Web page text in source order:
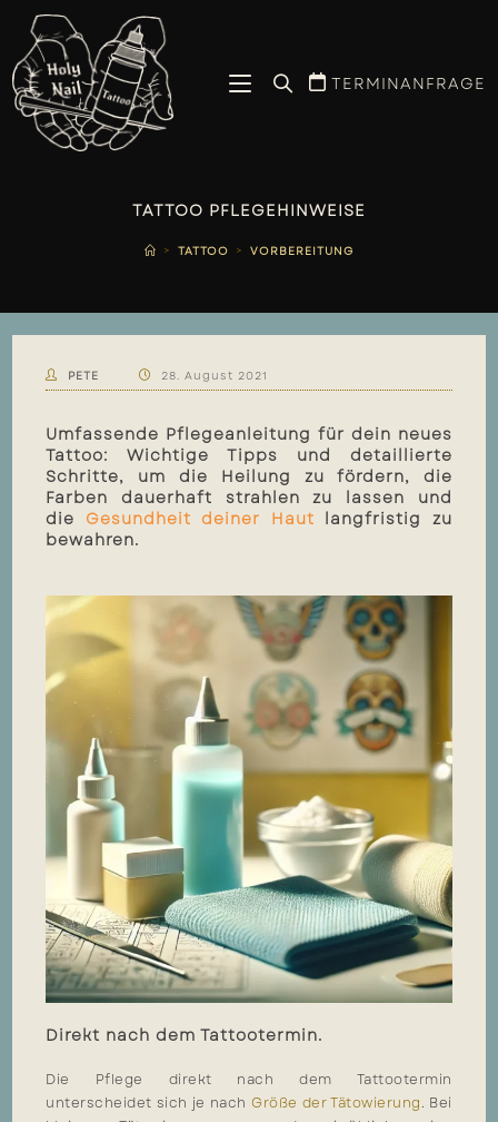
TERMINANFRAGE
TATTOO PFLEGEHINWEISE
> TATTOO > VORBEREITUNG
PETE 28. August 2021
Umfassende Pflegeanleitung für dein neues
Tattoo: Wichtige Tipps und detaillierte
Schritte, um die Heilung zu fördern, die
Farben dauerhaft strahlen zu lassen und
die Gesundheit deiner Haut langfristig zu
bewahren.
Direkt nach dem Tattootermin.
Die Pflege direkt nach dem Tattootermin
unterscheidet sich je nachGröße der Tätowierung. Bei